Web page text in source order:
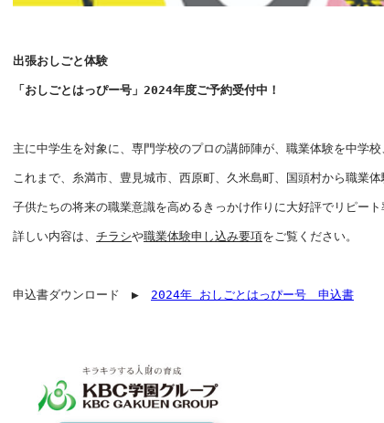
出張おしごと体験
「おしごとはっぴー号」2024年度ご予約受付中！
主に中学生を対象に、専門学校のプロの講師陣が、職業体験を中学校
これまで、糸満市、豊見城市、西原町、久米島町、国頭村から職業
子供たちの将来の職業意識を高めるきっかけ作りに大好評でリピー
詳しい内容は、 チラシや職業体験申し込み要項をご覧ください。
申込書ダウンロード　▶ 2024年 おしごとはっぴー号　申込書